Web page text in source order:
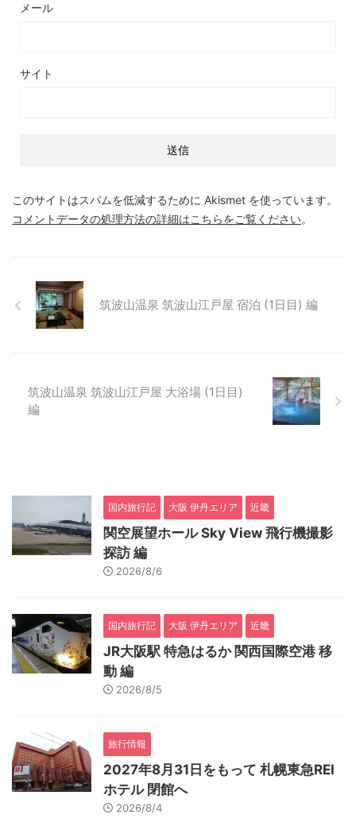
メール
サイト
このサイトはスパムを低減するために Akismet を使っています。
コメントデータの処理方法の詳細はこちらをご覧ください。
筑波山温泉 筑波山江戸屋 宿泊 (1日目) 編
筑波山温泉 筑波山江戸屋 大浴場 (1日目)
編
国内旅行記 大阪 伊丹エリア 近畿
関空展望ホール Sky View 飛行機撮影
探訪 編
2026/8/6
国内旅行記 大阪 伊丹エリア 近畿
JR大阪駅 特急はるか 関西国際空港 移
動 編
2026/8/5
旅行情報
2027年8月31日をもって 札幌東急REI
ホテル 閉館へ
2026/8/4